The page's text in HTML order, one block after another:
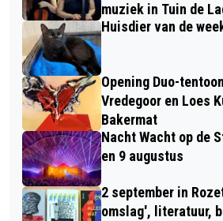
muziek in Tuin de
Huisdier van de
Opening Duo-
Vredegoor en Loes
Bakermat
Nacht Wacht op de
en 9 augustus
2 september in
omslag', literatuur,